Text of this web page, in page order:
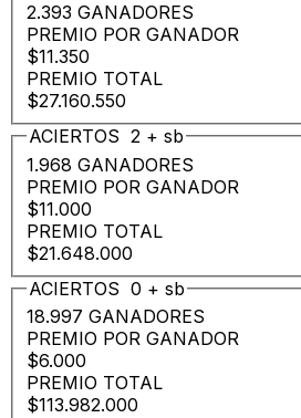
2.393 GANADORES
PREMIO POR GANADOR
$11.350
PREMIO TOTAL
$27.160.550
ACIERTOS 2 + sb
1.968 GANADORES
PREMIO POR GANADOR
$11.000
PREMIO TOTAL
$21.648.000
ACIERTOS 0 + sb
18.997 GANADORES
PREMIO POR GANADOR
$6.000
PREMIO TOTAL
$113.982.000